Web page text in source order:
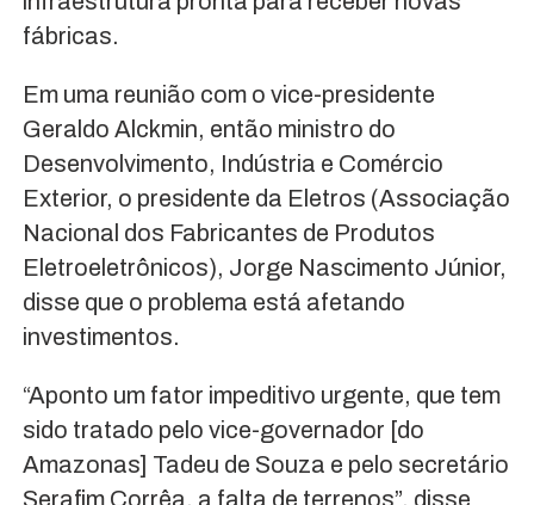
fábricas.
Em uma reunião com o vice-presidente
Geraldo Alckmin, então ministro do
Desenvolvimento, Indústria e Comércio
Exterior, o presidente da Eletros (Associação
Nacional dos Fabricantes de Produtos
Eletroeletrônicos), Jorge Nascimento Júnior,
disse que o problema está afetando
investimentos.
“Aponto um fator impeditivo urgente, que tem
sido tratado pelo vice-governador [do
Amazonas] Tadeu de Souza e pelo secretário
Serafim Corrêa, a falta de terrenos”, disse